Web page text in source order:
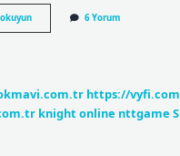
okuyunAks
Parçaları
6 Yorum
https://
knight online nttgame